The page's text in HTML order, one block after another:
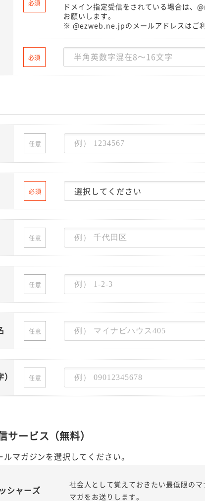
必須
ドメイン指定受信をされている場合は、
お願いします。
※ @ezweb.ne.jpのメールアドレスはご利
必須
任意
必須
任意
任意
任意
任意
サービス（無料）
マガジンを選択してください。
シャーズ
社会人として覚えておきたい最低限の
マガをお送りします。